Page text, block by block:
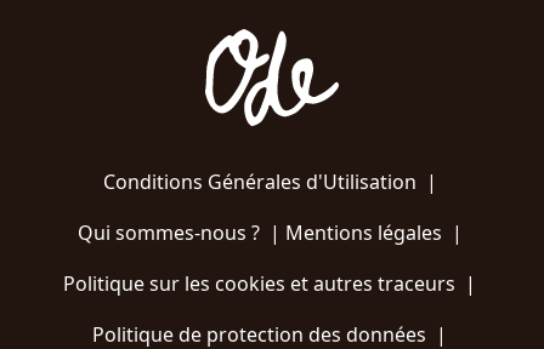
Conditions Générales d'Utilisation |
Qui sommes-nous ?| Mentions légales |
Politique sur les cookies et autres traceurs |
Politique de protection des données |